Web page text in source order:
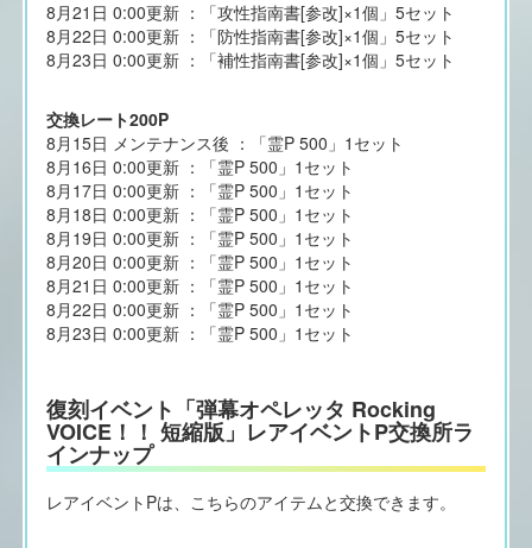
8月21日 0:00更新 ：「攻性指南書[参改]×1個」5セット
8月22日 0:00更新 ：「防性指南書[参改]×1個」5セット
8月23日 0:00更新 ：「補性指南書[参改]×1個」5セット
交換レート200P
8月15日 メンテナンス後 ：「霊P 500」1セット
8月16日 0:00更新 ：「霊P 500」1セット
8月17日 0:00更新 ：「霊P 500」1セット
8月18日 0:00更新 ：「霊P 500」1セット
8月19日 0:00更新 ：「霊P 500」1セット
8月20日 0:00更新 ：「霊P 500」1セット
8月21日 0:00更新 ：「霊P 500」1セット
8月22日 0:00更新 ：「霊P 500」1セット
8月23日 0:00更新 ：「霊P 500」1セット
復刻イベント「弾幕オペレッタ Rocking
VOICE！！ 短縮版」レアイベントP交換所ラ
インナップ
レアイベントPは、こちらのアイテムと交換できます。